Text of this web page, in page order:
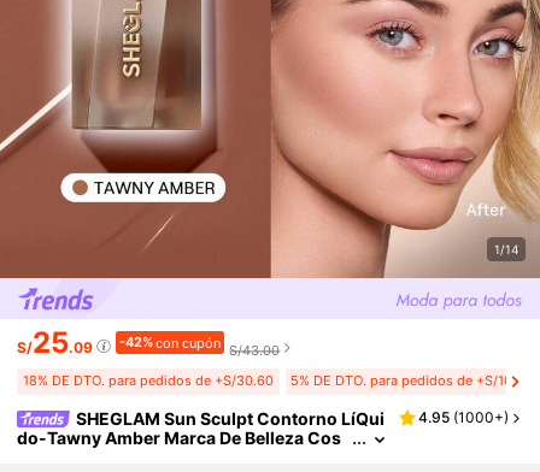
1/14
S/25.09 -42%con cupón S/43.00
18% DE DTO. para pedidos de +S/30.60
5% DE DTO. para pedidos de +S/10.20
SHEGLAM Sun Sculpt Contorno LíQui
do-Tawny Amber Marca De Belleza Cos
4.95 (1000+)